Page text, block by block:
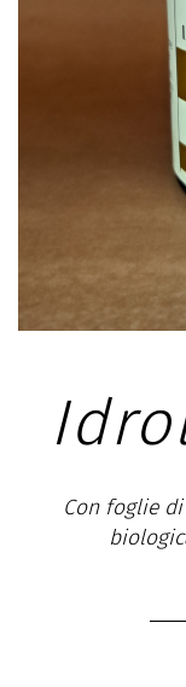
Con foglie